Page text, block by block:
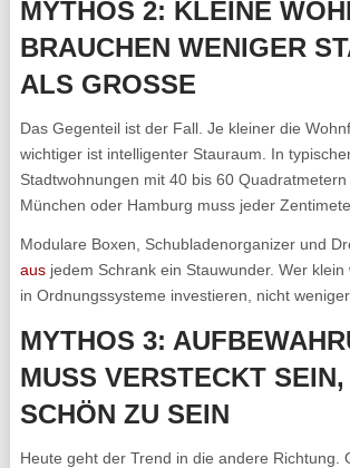
MYTHOS 2: KLEINE
BRAUCHEN WENIGER
ALS GROSSE
Das Gegenteil ist der Fall. Je kleiner die
wichtiger ist intelligenter Stauraum. In
Stadtwohnungen mit 40 bis 60 Quadratmetern
München oder Hamburg muss jeder
Modulare Boxen, Schubladenorganizer und
ausjedem Schrank ein Stauwunder. Wer klein
in Ordnungssysteme investieren, nicht weniger.
MYTHOS 3:
MUSS VERSTECKT SEIN,
SCHÖN ZU SEIN
Heute geht der Trend in die andere Richtung.